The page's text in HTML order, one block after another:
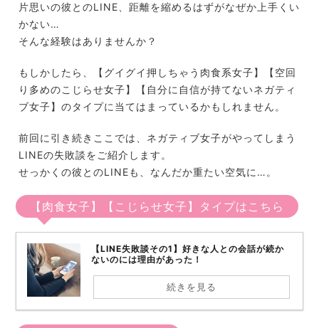
片思いの彼とのLINE、距離を縮めるはずがなぜか上手くい
かない…
そんな経験はありませんか？
もしかしたら、【グイグイ押しちゃう肉食系女子】【空回
り多めのこじらせ女子】【自分に自信が持てないネガティ
ブ女子】のタイプに当てはまっているかもしれません。
前回に引き続きここでは、ネガティブ女子がやってしまう
LINEの失敗談をご紹介します。
せっかくの彼とのLINEも、なんだか重たい空気に…。
【肉食女子】【こじらせ女子】タイプはこちら
【LINE失敗談その1】好きな人との会話が続か
ないのには理由があった！
続きを見る